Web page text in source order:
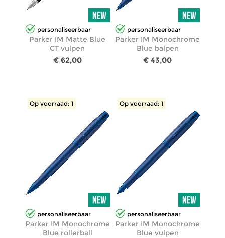
personaliseerbaar
Parker IM Matte Blue
CT vulpen
€ 62,00
personaliseerbaar
Parker IM Monochrome
Blue balpen
€ 43,00
personaliseerbaar
Op voorraad: 1
Parker IM Monochrome
Blue rollerball
personaliseerbaar
Op voorraad: 1
Parker IM Monochrome
Blue vulpen